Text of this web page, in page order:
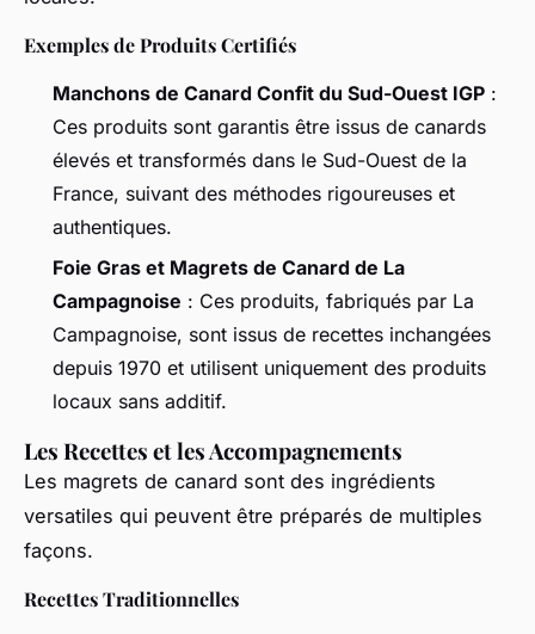
Exemples de Produits Certifiés
Manchons de Canard Confit du Sud-Ouest IGP :
Ces produits sont garantis être issus de canards
élevés et transformés dans le Sud-Ouest de la
France, suivant des méthodes rigoureuses et
authentiques.
Foie Gras et Magrets de Canard de La
Campagnoise : Ces produits, fabriqués par La
Campagnoise, sont issus de recettes inchangées
depuis 1970 et utilisent uniquement des produits
locaux sans additif.
Les Recettes et les Accompagnements
Les magrets de canard sont des ingrédients
versatiles qui peuvent être préparés de multiples
façons.
Recettes Traditionnelles